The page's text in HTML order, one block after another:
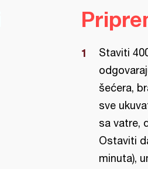
Staviti
šećera,
sve
sa vatre,
Ostaviti
minuta),